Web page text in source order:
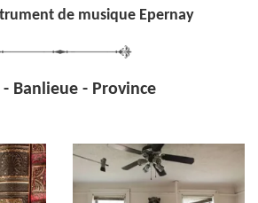
de musique Epernay
- Banlieue - Province